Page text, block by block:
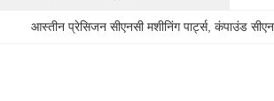
आस्तीन प्रेसिजन सीएनसी मशीनिंग पार्ट्स, कंपाउंड